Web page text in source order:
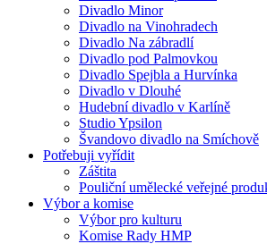
Divadlo Minor
Divadlo na Vinohradech
Divadlo Na zábradlí
Divadlo pod Palmovkou
Divadlo Spejbla a Hurvínka
Divadlo v Dlouhé
Hudební divadlo v Karlíně
Studio Ypsilon
Švandovo divadlo na Smíchově
Potřebuji vyřídit
Záštita
Pouliční umělecké veřejné
Výbor a komise
Výbor pro kulturu
Komise Rady HMP